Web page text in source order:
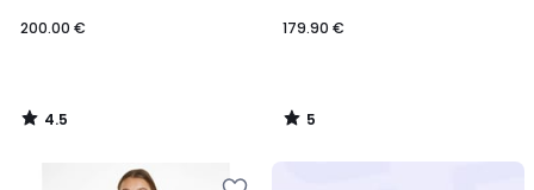
200.00 €
4.5
/
179.90 €
5
/